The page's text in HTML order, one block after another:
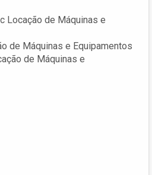
Locação de Máquinas e
de Máquinas e Equipamentos
de Máquinas e